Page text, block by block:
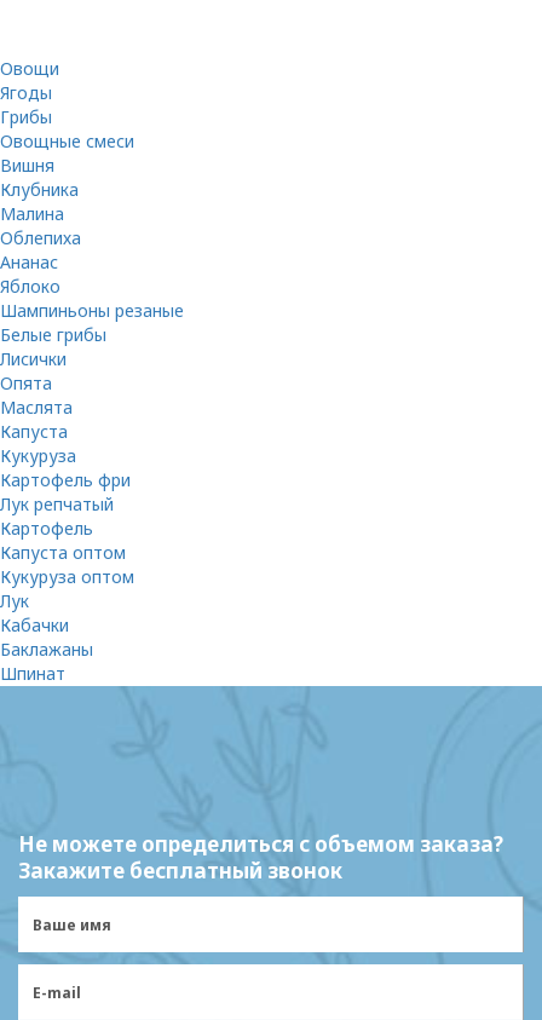
Овощи
Ягоды
Грибы
Овощные смеси
Вишня
Клубника
Малина
Облепиха
Ананас
Яблоко
Шампиньоны резаные
Белые грибы
Лисички
Опята
Маслята
Капуста
Кукуруза
Картофель фри
Лук репчатый
Картофель
Капуста оптом
Кукуруза оптом
Лук
Кабачки
Баклажаны
Шпинат
Не можете определиться с объемом заказа?
Закажите бесплатный звонок